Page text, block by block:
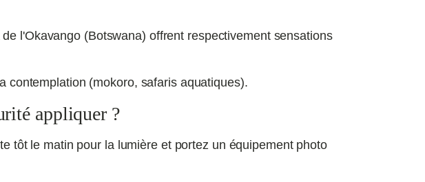
l'Okavango (Botswana) offrent respectivement sensations
contemplation (mokoro, safaris aquatiques).
appliquer ?
tôt le matin pour la lumière et portez un équipement photo